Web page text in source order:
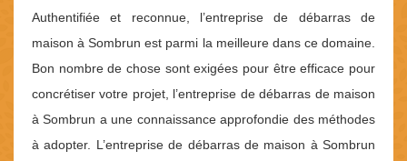
Authentifiée et reconnue, l’entreprise de débarras de
maison à Sombrun est parmi la meilleure dans ce domaine.
Bon nombre de chose sont exigées pour être efficace pour
concrétiser votre projet, l’entreprise de débarras de maison
à Sombrun a une connaissance approfondie des méthodes
à adopter. L’entreprise de débarras de maison à Sombrun